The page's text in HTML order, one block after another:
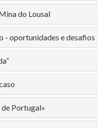
do Lousal
- oportunidades e desafios
Portugal»